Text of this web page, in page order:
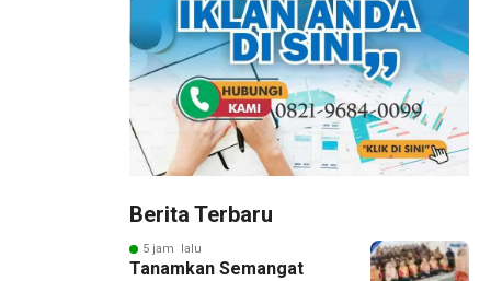
Berita Terbaru
5 jam lalu
Tanamkan Semangat